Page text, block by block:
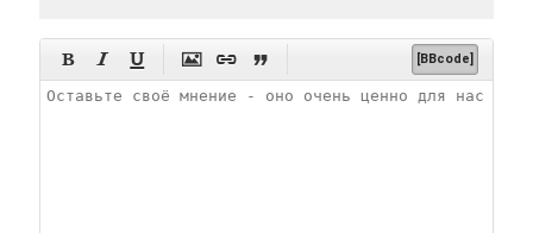
      [BBcode]